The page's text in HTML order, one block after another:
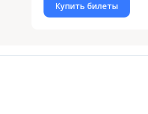
Купить билеты